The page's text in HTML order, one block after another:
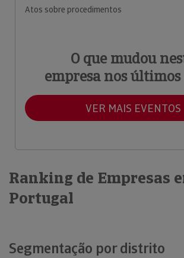
Atos sobre procedimentos
O que mudou
empresa nos últimos
VER MAIS EVENTOS
Ranking de Empresas
Portugal
Segmentação por distrito